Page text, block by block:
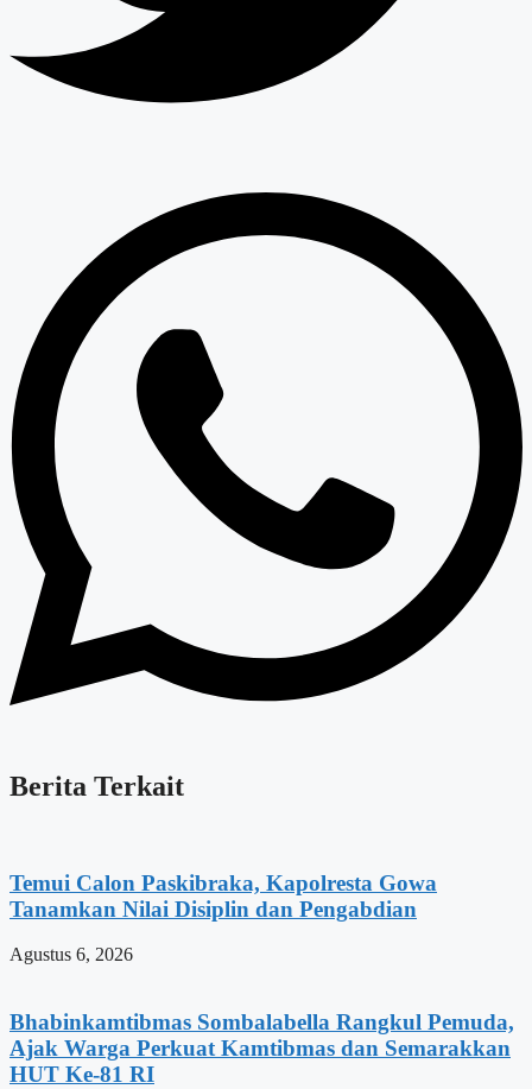
Berita Terkait
Temui Calon Paskibraka, Kapolresta Gowa
Tanamkan Nilai Disiplin dan Pengabdian
Agustus 6, 2026
Bhabinkamtibmas Sombalabella Rangkul Pemuda,
Ajak Warga Perkuat Kamtibmas dan Semarakkan
HUT Ke-81 RI